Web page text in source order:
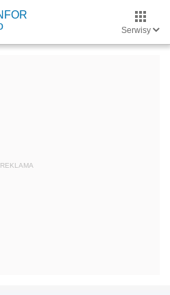
Serwisy